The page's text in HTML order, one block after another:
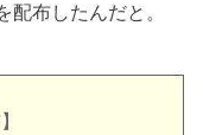
布したんだと。